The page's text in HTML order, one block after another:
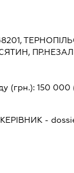
(грн.): 150 000
КЕРІВНИК -